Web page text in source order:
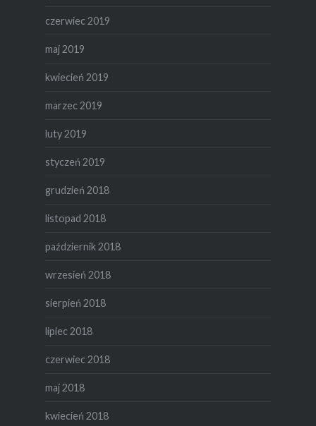
czerwiec 2019
maj 2019
kwiecień 2019
marzec 2019
luty 2019
styczeń 2019
grudzień 2018
listopad 2018
październik 2018
wrzesień 2018
sierpień 2018
lipiec 2018
czerwiec 2018
maj 2018
kwiecień 2018